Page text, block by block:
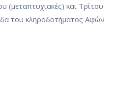
(μεταπτυχιακές) και Τρίτου
του κληροδοτήματος Αφών